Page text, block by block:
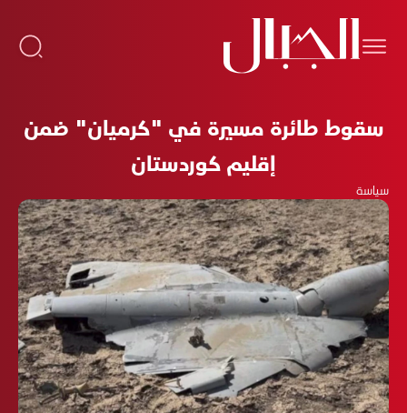
سقوط طائرة مسيرة في "كرميان" ضمن
إقليم كوردستان
سياسة